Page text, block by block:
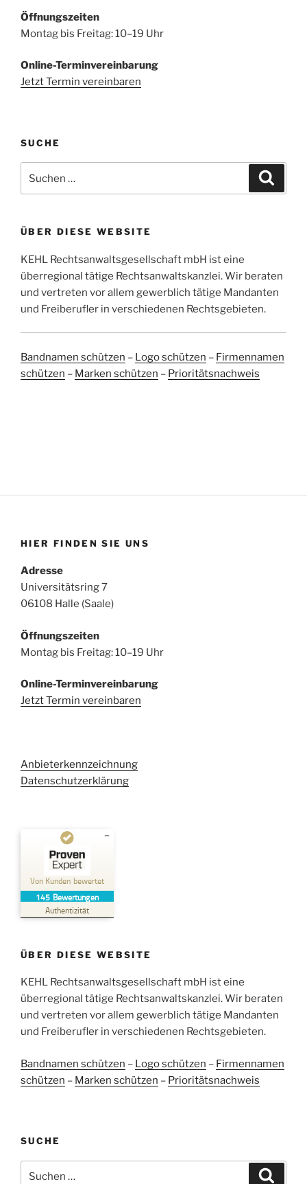
Öffnungszeiten
Montag bis Freitag: 10–19 Uhr
Online-Terminvereinbarung
Jetzt Termin vereinbaren
SUCHE
nach:
ÜBER DIESE WEBSITE
KEHL Rechtsanwaltsgesellschaft mbH ist eine
überregional tätige Rechtsanwaltskanzlei. Wir beraten
und vertreten vor allem gewerblich tätige Mandanten
und Freiberufler in verschiedenen Rechtsgebieten.
Bandnamen schützen – Logo schützen – Firmennamen
schützen – Marken schützen – Prioritätsnachweis
HIER FINDEN SIE UNS
Adresse
Universitätsring 7
06108 Halle (Saale)
Öffnungszeiten
Montag bis Freitag: 10–19 Uhr
Online-Terminvereinbarung
Jetzt Termin vereinbaren
Anbieterkennzeichnung
Datenschutzerklärung
Von Kunden bewertet
145 Bewertungen
Authentizität
Kundenbewertungen und Erfahrungen zu
Kehl Rechtsanwaltsgesellschaft mbH
SEHR GUT
38
Bewertungen auf
ProvenExpert.com
Bewertungen von
2
anderen Quellen
Blick aufs ProvenExpert-Profil werfen
ÜBER DIESE WEBSITE
KEHL Rechtsanwaltsgesellschaft mbH ist eine
überregional tätige Rechtsanwaltskanzlei. Wir beraten
und vertreten vor allem gewerblich tätige Mandanten
und Freiberufler in verschiedenen Rechtsgebieten.
Bandnamen schützen – Logo schützen – Firmennamen
schützen – Marken schützen – Prioritätsnachweis
SUCHE